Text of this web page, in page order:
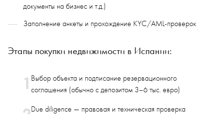
документы на бизнес и т.д.)
Заполнение анкеты и прохождение KYC/AML-проверок
Этапы покупки недвижимости в Испании:
Выбор объекта и подписание резервационного
соглашения (обычно с депозитом 3–6 тыс. евро)
Due diligence — правовая и техническая проверка